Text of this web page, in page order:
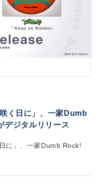
く日に」、一家Dumb
ジタルリリース
に」、一家Dumb Rock!